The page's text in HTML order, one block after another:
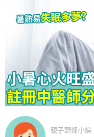
親子頭條小編